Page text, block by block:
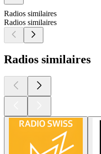
Radios similaires
Radios similaires
Radios similaires